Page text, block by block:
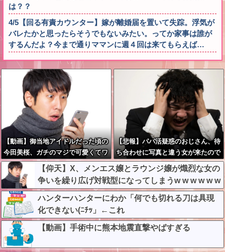
は？？
4/5【回る有責カウンター】嫁が離婚届を置いて失踪。浮気が
バレたかと思ったらそうでもないみたい。ってか家事は誰が
するんだよ？今まで通りママンに週４回は来てもらえば…
【動画】御当地アイドルだった頃の
今田美桜、ガチのマジで可愛くてワ
イらをびびらせまくってしまうw w
w w w w w w
【悲報】パパ活疑惑のおじさん、待
ち合わせに写真と違う女が来たので
逃げようとするも眼鏡を奪われ可哀
想なことになっているところを激写
されてしまう…
【仰天】X、メンエス嬢とラウンジ嬢が熾烈な女の
争いを繰り広げ対戦型になってしまうw w w w w w
w w
ハンターハンターにわか「何でも切れる刀は具現
化できない(ﾆﾁｯ」←これ
【動画】手術中に熊本地震直撃やばすぎる